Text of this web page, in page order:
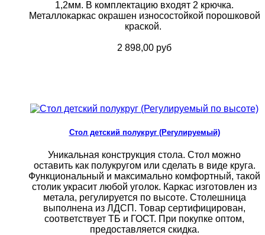
1,2мм. В комплектацию входят 2 крючка.
Металлокаркас окрашен износостойкой порошковой
краской.
2 898,00 руб
Стол детский полукруг (Регулируемый)
Уникальная конструкция стола. Стол можно
оставить как полукругом или сделать в виде круга.
Функциональный и максимально комфортный, такой
столик украсит любой уголок. Каркас изготовлен из
метала, регулируется по высоте. Столешница
выполнена из ЛДСП. Товар сертифицирован,
соответствует ТБ и ГОСТ. При покупке оптом,
предоставляется скидка.